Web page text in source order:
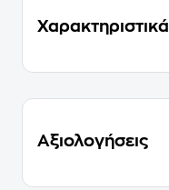
Χαρακτηριστικά
Αξιολογήσεις